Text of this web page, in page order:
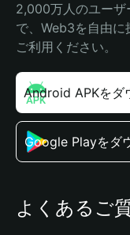
2,000万人のユー
で、Web3を自由
ご利用ください。
Android APKをダ
Google Playをダ
よくあるご